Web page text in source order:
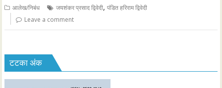
आलेख/निबंध जयशंकर प्रसाद द्विवेदी,पंडित हरिराम द्विवेदी
Leave a comment
टटका अंक